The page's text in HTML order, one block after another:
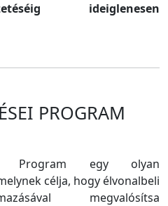
ideiglenesen
PROGRAM
Program egy olyan
célja, hogy élvonalbeli
megvalósítsa